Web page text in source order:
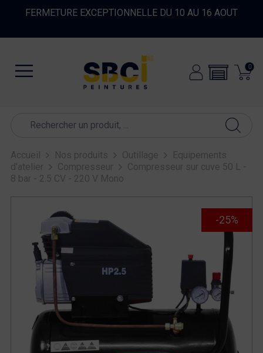
FERMETURE EXCEPTIONNELLE DU 10 AU 16 AOUT
0
Accueil Nos produits Outillage
Equipements
d'atelier
Compresseur
Compresseur sur cuve 50 L -
8 bar - 2.5 CV - 220 V Mono
-25%